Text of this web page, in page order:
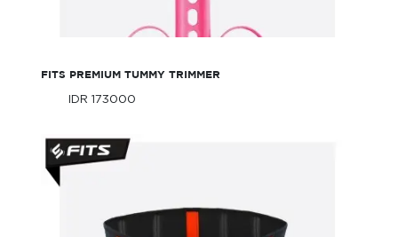
FITS PREMIUM TUMMY TRIMMER
IDR 173000
FITS Premium Tummy Trimmer
IDR 173000